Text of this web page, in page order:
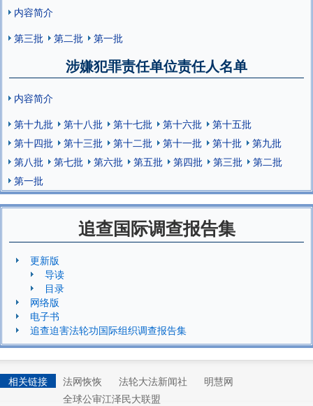
内容简介
第三批
第二批 第一批
涉嫌犯罪责任单位责任人名单
内容简介
第十九批
第十八批 第十七批 第十六批
第十五批
第十四批
第十三批 第十二批 第十一批 第十批
第九批
第八批
第七批 第六批 第五批 第四批 第三批
第二批
第一批
追查国际调查报告集
更新版
导读
目录
网络版
电子书
追查迫害法轮功国际组织调查报告集
相关链接 法网恢恢 法轮大法新闻社
明慧网
全球公审江泽民大联盟